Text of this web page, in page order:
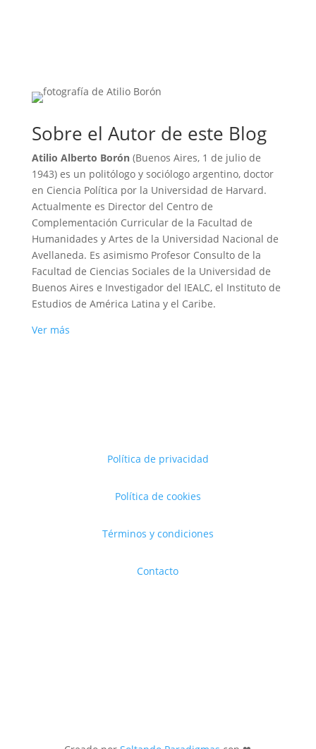
Sobre el Autor de este Blog
Atilio Alberto Borón(Buenos Aires, 1 de julio de
1943) es un politólogo y sociólogo argentino, doctor
en Ciencia Política por la Universidad de Harvard.
Actualmente es Director del Centro de
Complementación Curricular de la Facultad de
Humanidades y Artes de la Universidad Nacional de
Avellaneda. Es asimismo Profesor Consulto de la
Facultad de Ciencias Sociales de la Universidad de
Buenos Aires e Investigador del IEALC, el Instituto de
Estudios de América Latina y el Caribe.
Ver más
Política de privacidad
Política de cookies
Términos y condiciones
Contacto